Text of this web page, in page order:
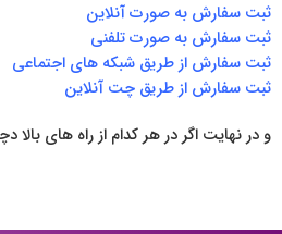
ثبت سفارش به صورت آنلاین
ثبت سفارش به صورت تلفنی
ثبت سفارش از طریق شبکه های اجتماعی
ثبت سفارش از طریق چت آنلاین
و در نهایت اگر در هر کدام از راه های